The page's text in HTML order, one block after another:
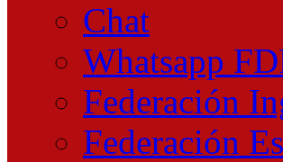
Chat
Whatsapp
Federación
Federación